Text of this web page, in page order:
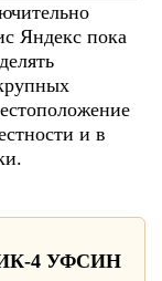
Яндекс пока
и в
ИК-4 УФСИН